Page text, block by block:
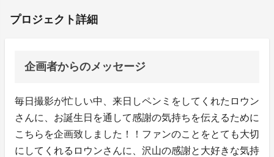
プロジェクト詳細
企画者からのメッセージ
毎日撮影が忙しい中、来日しペンミをしてくれたロウン
さんに、お誕生日を通して感謝の気持ちを伝えるために
こちらを企画致しました！！ファンのことをとても大切
にしてくれるロウンさんに、沢山の感謝と大好きな気持